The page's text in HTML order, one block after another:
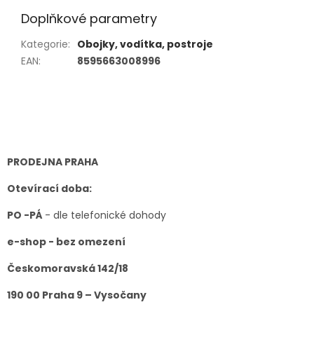
Doplňkové parametry
Kategorie: Obojky, vodítka, postroje
EAN: 8595663008996
PRODEJNA PRAHA
Otevírací doba:
PO -PÁ - dle telefonické dohody
e-shop - bez omezení
Českomoravská 142/18
190 00 Praha 9 – Vysočany